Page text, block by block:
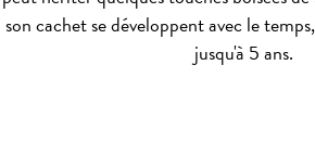
son cachet se développent avec le
jusqu'à 5 ans.